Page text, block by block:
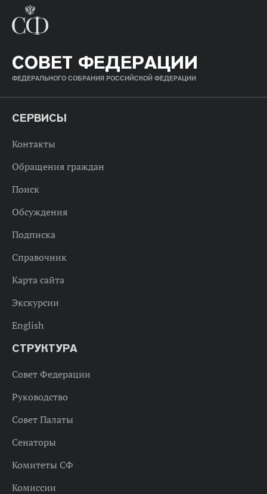
СОВЕТ ФЕДЕРАЦИИ
ФЕДЕРАЛЬНОГО СОБРАНИЯ РОССИЙСКОЙ ФЕДЕРАЦИИ
СЕРВИСЫ
Контакты
Обращения граждан
Поиск
Обсуждения
Подписка
Справочник
Карта сайта
Экскурсии
English
СТРУКТУРА
Совет Федерации
Руководство
Совет Палаты
Сенаторы
Комитеты СФ
Комиссии